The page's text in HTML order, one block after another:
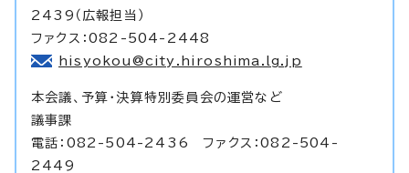
2439（広報担当）
ファクス：082-504-2448
hisyokou@city.hiroshima.lg.jp
本会議、予算・決算特別委員会の運営など
議事課
電話：082-504-2436 ファクス：082-504-
2449